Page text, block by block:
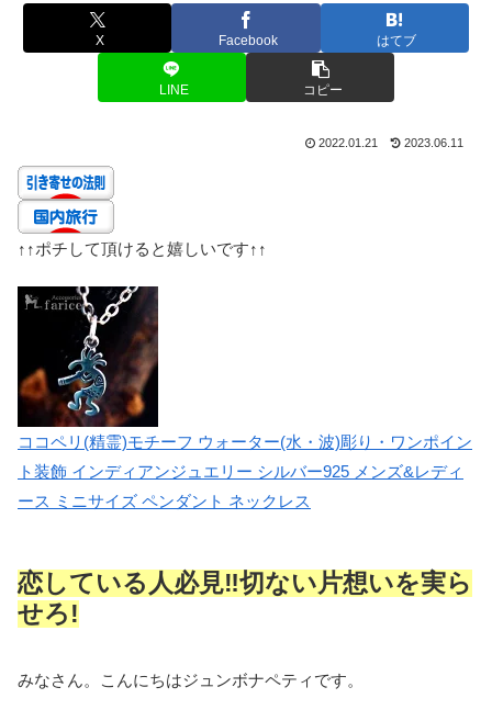
X Facebook はてブ
LINE コピー
2022.01.21 2023.06.11
↑↑ポチして頂けると嬉しいです↑↑
ココペリ(精霊)モチーフ ウォーター(水・波)彫り・ワンポイン
ト装飾 インディアンジュエリー シルバー925 メンズ&レディ
ース ミニサイズ ペンダント ネックレス
恋している人必見‼切ない片想いを実ら
せろ!
みなさん。こんにちはジュンボナペティです。